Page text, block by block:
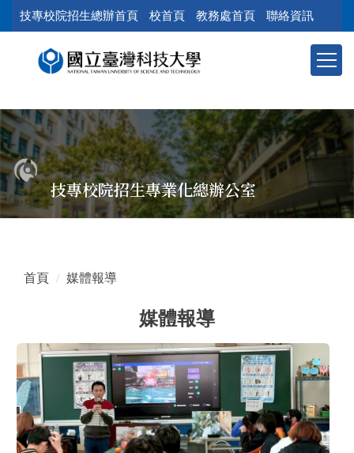
到
容
區
塊
技專校院招生總辦首頁 校首頁 教務處首頁 聯絡資訊
技專校院招生專業化總辦公室
首頁 媒體報導
媒體報導